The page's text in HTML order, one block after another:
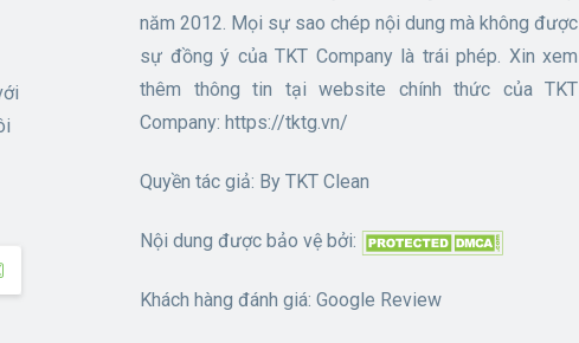
năm 2012. Mọi sự sao chép nội dung mà không được
sự đồng ý của TKT Company là trái phép. Xin xem
thêm thông tin tại website chính thức của TKT
Company: https://tktg.vn/
Quyền tác giả: By TKT Clean
Nội dung được bảo vệ bởi:
Khách hàng đánh giá: Google Review